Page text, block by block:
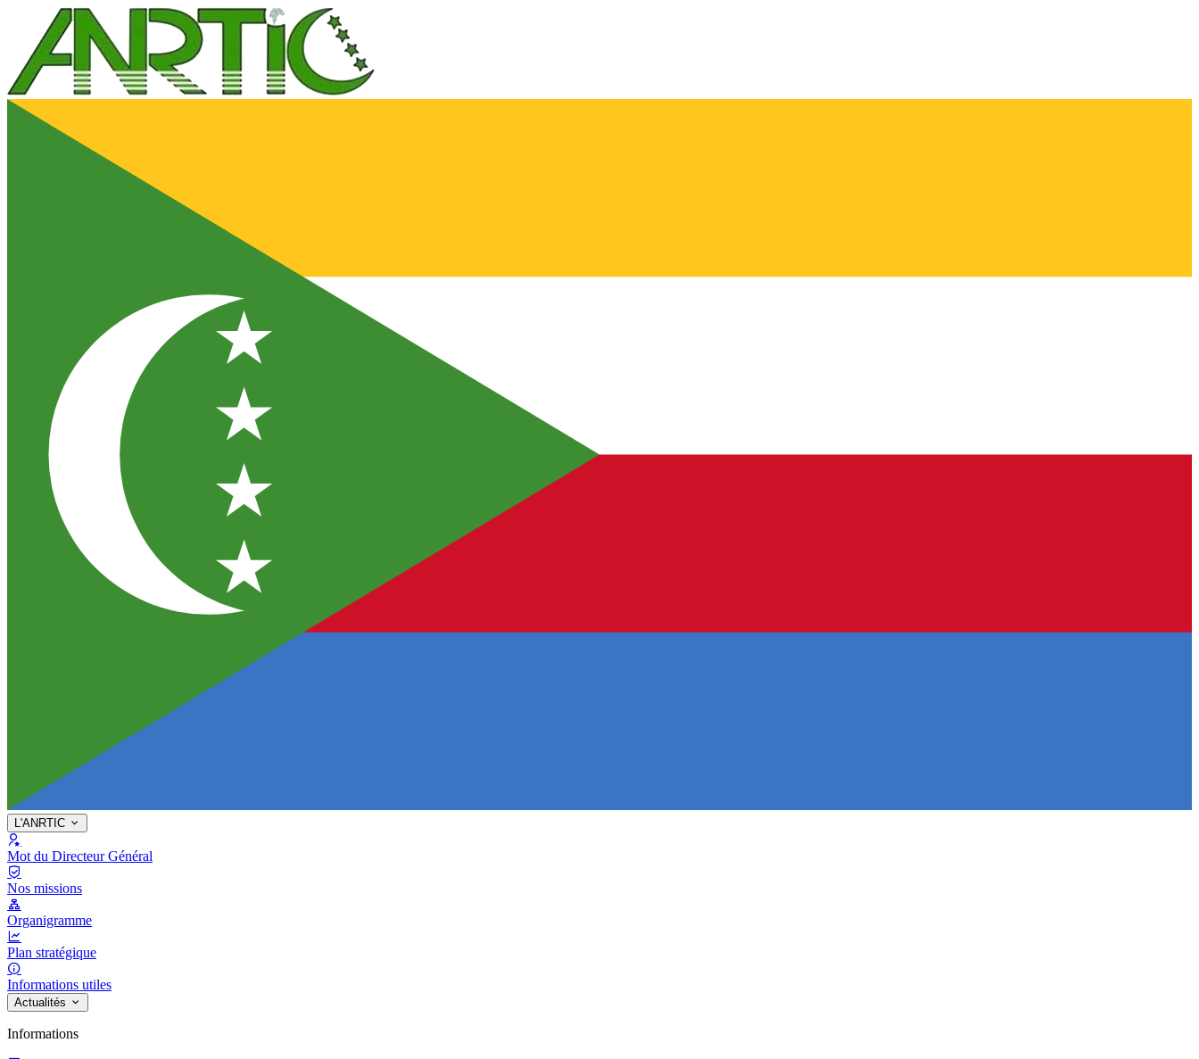
L'ANRTIC
Mot du Directeur Général
Nos missions
Organigramme
Plan stratégique
Informations utiles
Actualités
Informations